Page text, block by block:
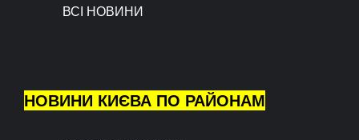
ВСІ НОВИНИ
НОВИНИ КИЄВА ПО РАЙОНАМ